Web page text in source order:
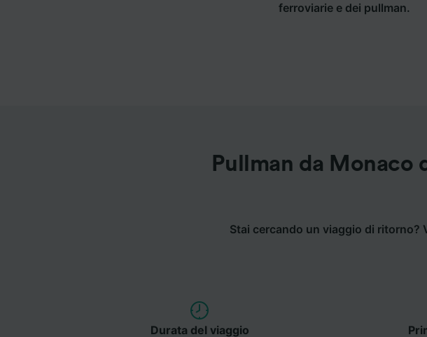
ferroviarie e dei pullman.
Pullman da Monaco
Stai cercando un viaggio di ritorno?
Durata del viaggio